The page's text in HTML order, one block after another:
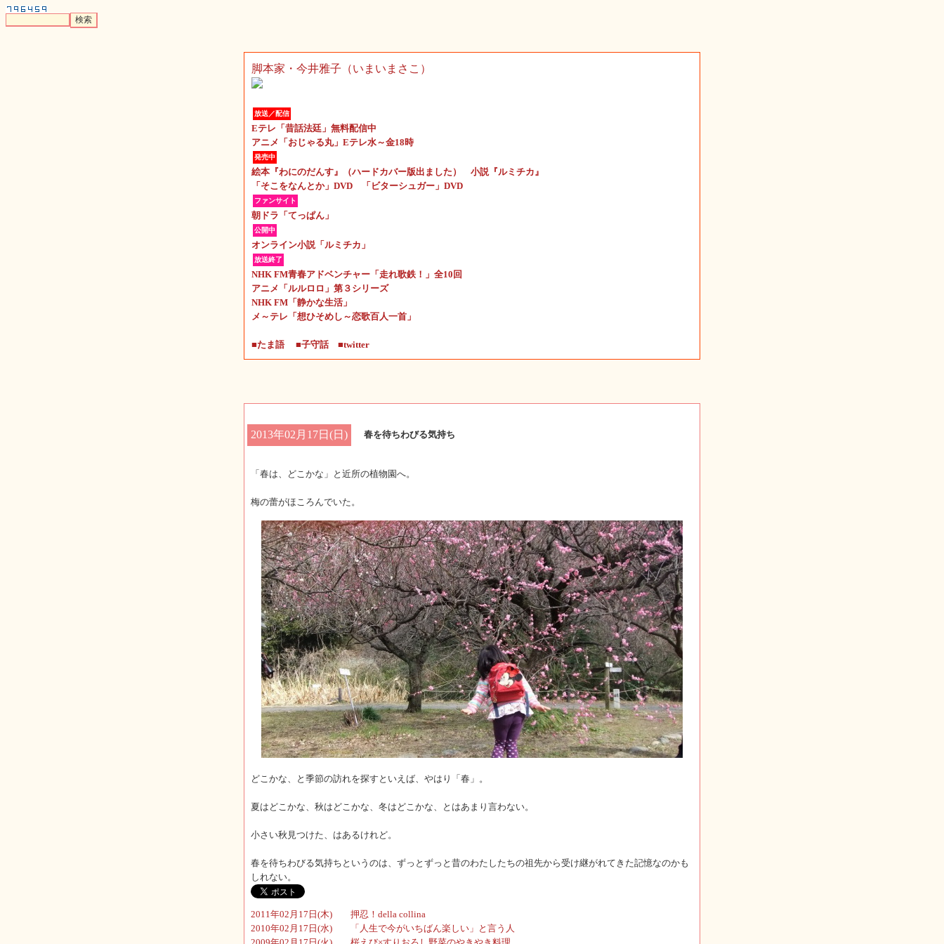
脚本家・今井雅子（いまいまさこ）
放送／配信
Eテレ「昔話法廷」無料配信中
アニメ「おじゃる丸」Eテレ水～金18時
発売中
絵本『わにのだんす』（ハードカバー版出ました）
小説『ルミチカ』
「そこをなんとか」DVD
「ビターシュガー」DVD
ファンサイト
朝ドラ「てっぱん」
公開中
オンライン小説「ルミチカ」
放送終了
NHK FM青春アドベンチャー「走れ歌鉄！」全10回
アニメ「ルルロロ」第３シリーズ
NHK FM「静かな生活」
メ～テレ「想ひそめし～恋歌百人一首」
■たま語 ■子守話 ■twitter
2013年02月17日(日) 春を待ちわびる気持ち
「春は、どこかな」と近所の植物園へ。
梅の蕾がほころんでいた。
どこかな、と季節の訪れを探すといえば、やはり「春」。
夏はどこかな、秋はどこかな、冬はどこかな、とはあまり言わない。
小さい秋見つけた、はあるけれど。
春を待ちわびる気持ちというのは、ずっとずっと昔のわたしたちの祖先から受け継がれてきた記憶なのかも
しれない。
2011年02月17日(木) 押忍！della collina
2010年02月17日(水) 「人生で今がいちばん楽しい」と言う人